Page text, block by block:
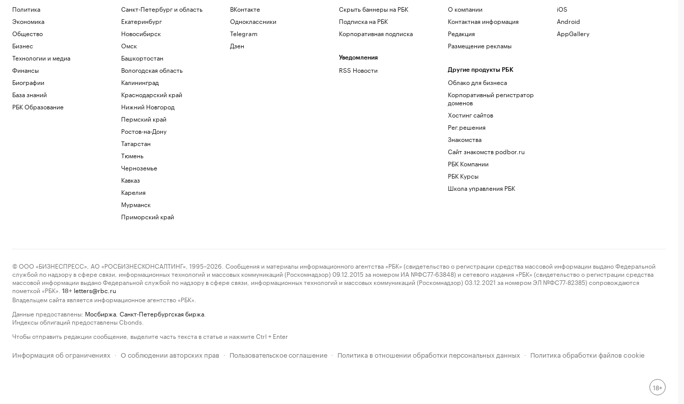
Политика
Экономика
Общество
Бизнес
Технологии и медиа
Финансы
Биографии
База знаний
РБК Образование
Санкт-Петербург и область
Екатеринбург
Новосибирск
Омск
Башкортостан
Вологодская область
Калининград
Краснодарский край
Нижний Новгород
Пермский край
Ростов-на-Дону
Татарстан
Тюмень
Черноземье
Кавказ
Карелия
Мурманск
Приморский край
ВКонтакте
Одноклассники
Telegram
Дзен
Скрыть баннеры на РБК
Подписка на РБК
Корпоративная подписка
Уведомления
RSS Новости
О компании
Контактная информация
Редакция
Размещение рекламы
Другие продукты РБК
Облако для бизнеса
Корпоративный регистратор
доменов
Хостинг сайтов
Рег.решения
Знакомства
Сайт знакомств podbor.ru
РБК Компании
РБК Курсы
Школа управления РБК
iOS
Android
AppGallery
© ООО «БИЗНЕСПРЕСС», АО «РОСБИЗНЕСКОНСАЛТИНГ», 1995–2026. Сообщения и материалы информационного агентства «РБК» (свидетельство о регистрации средства массовой информации выдано Федеральной
службой по надзору в сфере связи, информационных технологий и массовых коммуникаций (Роскомнадзор) 09.12.2015 за номером ИА №ФС77-63848) и сетевого издания «РБК» (свидетельство о регистрации средства
массовой информации выдано Федеральной службой по надзору в сфере связи, информационных технологий и массовых коммуникаций (Роскомнадзор) 03.12.2021 за номером ЭЛ №ФС77-82385) сопровождаются
пометкой «РБК».
18+ letters@rbc.ru
Владельцем сайта является информационное агентство «РБК».
Данные предоставлены: Мосбиржа Санкт-Петербургская биржа
Индексы облигаций предоставлены Cbonds.
Чтобы отправить редакции сообщение, выделите часть текста в статье и нажмите Ctrl + Enter
Информация об ограничениях · О соблюдении авторских прав · Пользовательское соглашение · Политика в отношении обработки персональных данных · Политика обработки файлов cookie
18+